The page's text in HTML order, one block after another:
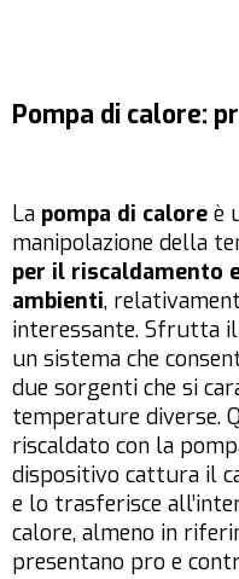
Pompa di calore:
La pompa di calore è
manipolazione della
per il riscaldamento
ambienti,
interessante. Sfrutta
un sistema che
due sorgenti che si
temperature diverse.
riscaldato con la
dispositivo cattura il
e lo trasferisce
calore, almeno in
presentano pro e